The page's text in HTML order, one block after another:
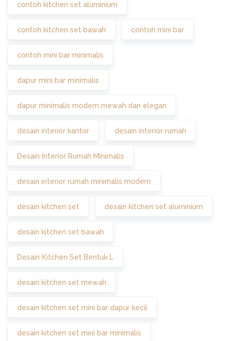
contoh kitchen set aluminium
contoh kitchen set bawah contoh mini bar
contoh mini bar minimalis
dapur mini bar minimalis
dapur minimalis modern mewah dan elegan
desain interior kantor desain interior rumah
Desain Interior Rumah Minimalis
desain interior rumah minimalis modern
desain kitchen set desain kitchen set aluminium
desain kitchen set bawah
Desain Kitchen Set Bentuk L
desain kitchen set mewah
desain kitchen set mini bar dapur kecil
desain kitchen set mini bar minimalis